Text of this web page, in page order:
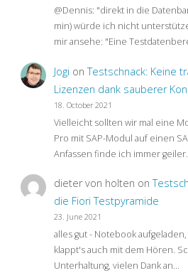
@Dennis: "direkt in die
min) würde ich nicht
mir ansehe: "Eine
Jogi onTestschnack: Keine
Lizenzen dank sauberer
18. October 2021
Vielleicht sollten wir mal eine
Pro mit SAP-Modul auf einen
Anfassen finde ich immer
dieter von holten on
die Fiori Testpyramide
23. June 2021
alles gut - Notebook
klappt's auch mit dem Hören.
Unterhaltung, vielen Dank an…